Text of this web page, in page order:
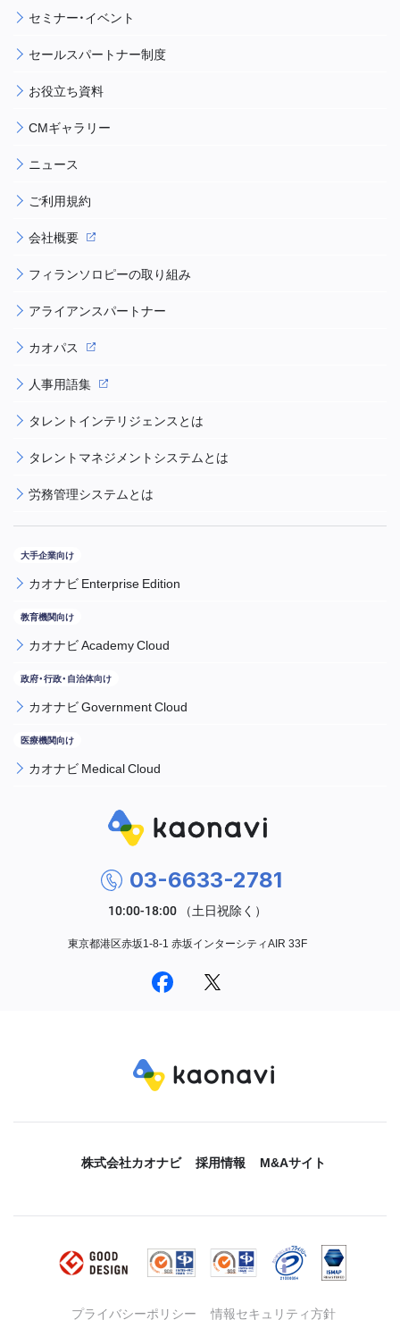
セミナー・イベント
セールスパートナー制度
お役立ち資料
CMギャラリー
ニュース
ご利用規約
会社概要
フィランソロピーの取り組み
アライアンスパートナー
カオパス
人事用語集
タレントインテリジェンスとは
タレントマネジメントシステムとは
労務管理システムとは
カオナビ Enterprise Edition
カオナビ Academy Cloud
カオナビ Government Cloud
カオナビ Medical Cloud
03-6633-2781
東京都港区赤坂1-8-1 赤坂インターシティAIR 33F
株式会社カオナビ 採用情報 M&Aサイト
プライバシーポリシー 情報セキュリティ方針